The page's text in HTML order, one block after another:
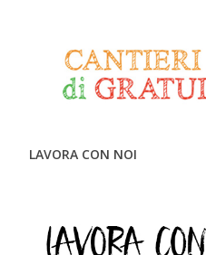
LAVORA CON NOI